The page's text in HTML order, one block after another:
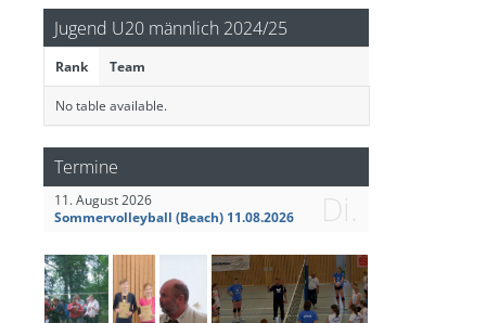
Jugend U20 männlich 2024/25
Rank Team
No table available.
Termine
Di.
11. August 2026
Sommervolleyball (Beach) 11.08.2026